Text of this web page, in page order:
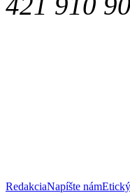
RedakciaNapíšte nám